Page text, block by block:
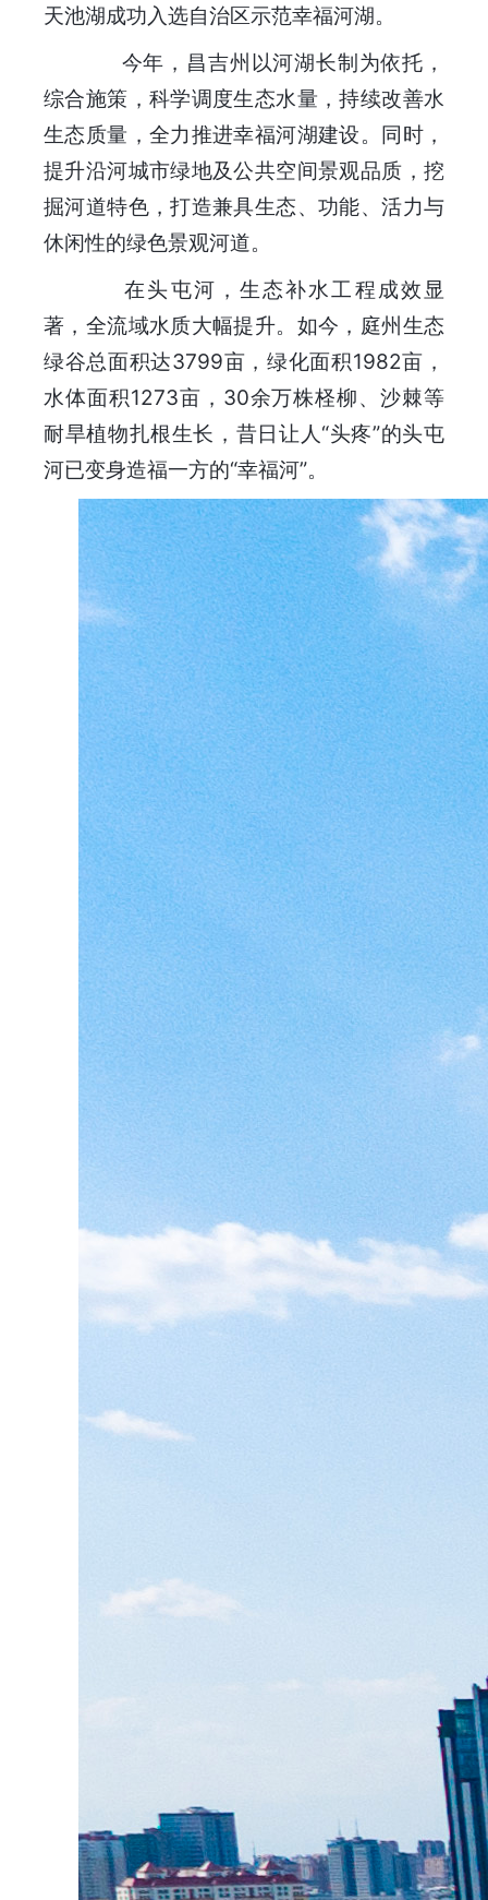
天池湖成功入选自治区示范幸福河湖。
今年，昌吉州以河湖长制为依托，
综合施策，科学调度生态水量，持续改善水
生态质量，全力推进幸福河湖建设。同时，
提升沿河城市绿地及公共空间景观品质，挖
掘河道特色，打造兼具生态、功能、活力与
休闲性的绿色景观河道。
在头屯河，生态补水工程成效显
著，全流域水质大幅提升。如今，庭州生态
绿谷总面积达3799亩，绿化面积1982亩，
水体面积1273亩，30余万株柽柳、沙棘等
耐旱植物扎根生长，昔日让人“头疼”的头屯
河已变身造福一方的“幸福河”。